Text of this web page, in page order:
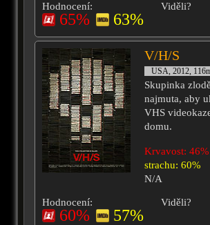
Hodnocení:
65% 63%
Viděli?
V/H/S
USA, 2012,
Skupinka
najmuta, aby
VHS
domu.
Krvavost: 46%
strachu: 60%
N/A
Hodnocení:
60% 57%
Viděli?